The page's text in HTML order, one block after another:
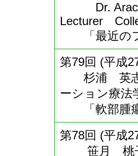
Dr. Araceli
Lecturer
「最近のフ
第79回 (平成
杉浦 英志
ーション療法
「軟部腫瘍
第78回 (平成
笹月 桃子